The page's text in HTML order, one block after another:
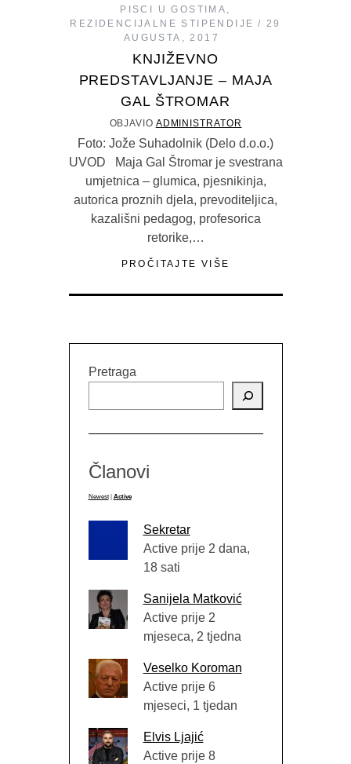
PISCI U GOSTIMA ,
REZIDENCIJALNE STIPENDIJE
29
AUGUSTA, 2017
KNJIŽEVNO
PREDSTAVLJANJE – MAJA
GAL ŠTROMAR
OBJAVIO ADMINISTRATOR
Foto: Jože Suhadolnik (Delo d.o.o.)
UVOD Maja Gal Štromar je svestrana
umjetnica – glumica, pjesnikinja,
autorica proznih djela, prevoditeljica,
kazališni pedagog, profesorica
retorike,…
PROČITAJTE VIŠE
Pretraga
Članovi
Newest Active
Sekretar
Active prije 2 dana,
18 sati
Sanijela Matković
Active prije 2
mjeseca, 2 tjedna
Veselko Koroman
Active prije 6
mjeseci, 1 tjedan
Elvis Ljajić
Active prije 8